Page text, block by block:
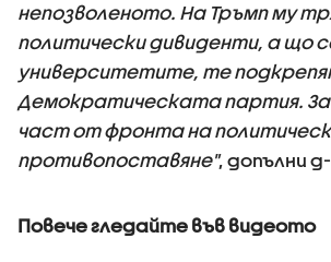
непозволеното. На Тръмп му
политически дивиденти, а що
университетите, те
Демократическата партия.
част от фронта на
противопоставяне", допълни
Повече гледайте във видеото